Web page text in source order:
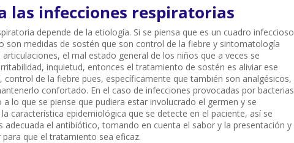
las infecciones respiratorias
depende de la etiología. Si se piensa que es un cuadro infeccioso
son medidas de sostén que son control de la fiebre y sintomatología
el mal estado general de los niños que a veces se
inquietud, entonces el tratamiento de sostén es aliviar ese
de la fiebre pues, específicamente que también son analgésicos,
confortado. En el caso de infecciones provocadas por bacterias
lo que se piense que pudiera estar involucrado el germen y se
característica epidemiológica que se detecte en el paciente, así se
adecuada el antibiótico, tomando en cuenta el sabor y la presentación y
que el tratamiento sea eficaz.